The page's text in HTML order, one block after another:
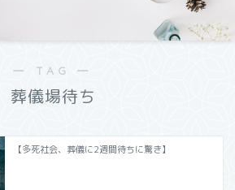
― TAG ―
葬儀場待ち
【多死社会、葬儀に2週間待ちに驚き】